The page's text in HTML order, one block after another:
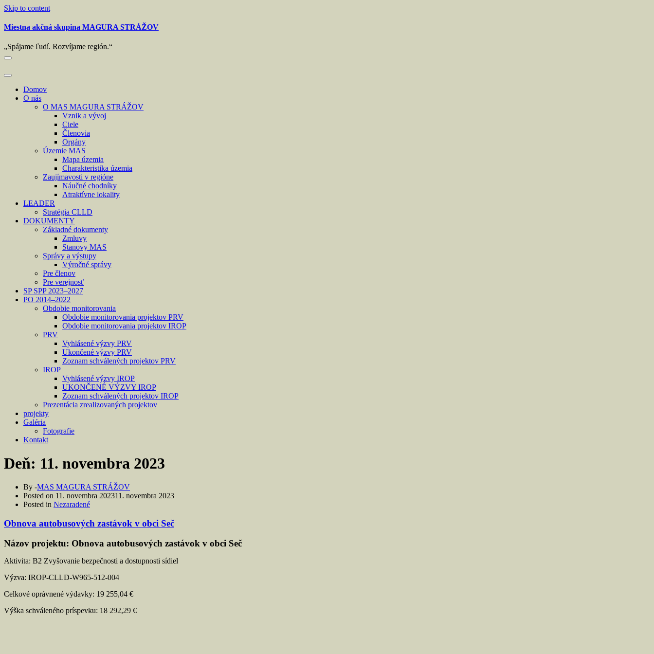
Skip to content
Miestna akčná skupina MAGURA STRÁŽOV
„Spájame ľudí. Rozvíjame región.“
Domov
O nás
O MAS MAGURA STRÁŽOV
Vznik a vývoj
Ciele
Členovia
Orgány
Územie MAS
Mapa územia
Charakteristika územia
Zaujímavosti v regióne
Náučné chodníky
Atraktívne lokality
LEADER
Stratégia CLLD
DOKUMENTY
Základné dokumenty
Zmluvy
Stanovy MAS
Správy a výstupy
Výročné správy
Pre členov
Pre verejnosť
SP SPP 2023–2027
PO 2014–2022
Obdobie monitorovania
Obdobie monitorovania projektov PRV
Obdobie monitorovania projektov IROP
PRV
Vyhlásené výzvy PRV
Ukončené výzvy PRV
Zoznam schválených projektov PRV
IROP
Vyhlásené výzvy IROP
UKONČENÉ VÝZVY IROP
Zoznam schválených projektov IROP
Prezentácia zrealizovaných projektov
projekty
Galéria
Fotografie
Kontakt
Deň: 11. novembra 2023
By -MAS MAGURA STRÁŽOV
Posted on 11. novembra 202311. novembra 2023
Posted in Nezaradené
Obnova autobusových zastávok v obci Seč
Názov projektu: Obnova autobusových zastávok v obci Seč
Aktivita: B2 Zvyšovanie bezpečnosti a dostupnosti sídiel
Výzva: IROP-CLLD-W965-512-004
Celkové oprávnené výdavky: 19 255,04 €
Výška schváleného príspevku: 18 292,29 €